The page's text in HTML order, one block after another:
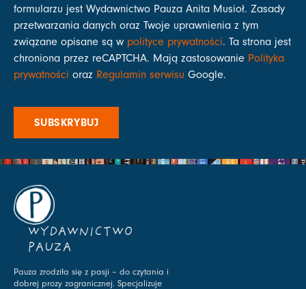
formularzu jest Wydawnictwo Pauza Anita Musioł. Zasady
przetwarzania danych oraz Twoje uprawnienia z tym
związane opisane są w polityce prywatności. Ta strona jest
chroniona przez reCAPTCHA. Mają zastosowanie Polityka
prywatności oraz Regulamin serwisu Google.
SUBSKRYBUJ
WYDAWNICTWO
PAUZA
Pauza zrodziła się z pasji – do czytania i
dobrej prozy zagranicznej. Specjalizuje